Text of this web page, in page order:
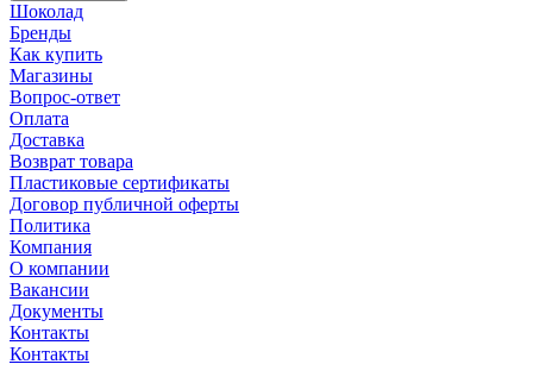
Шоколад
Бренды
Как купить
Магазины
Вопрос-ответ
Оплата
Доставка
Возврат товара
Пластиковые сертификаты
Договор публичной оферты
Политика
Компания
О компании
Вакансии
Документы
Контакты
Контакты